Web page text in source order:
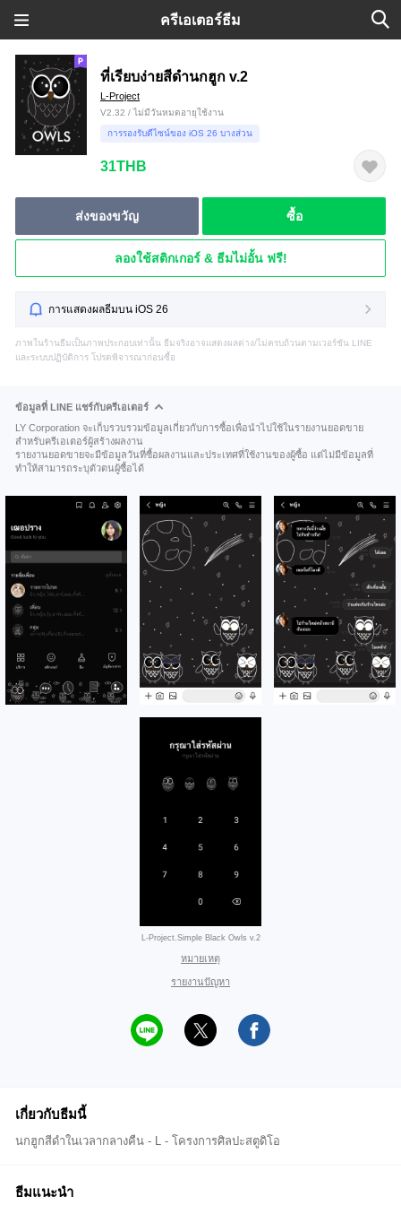
ครีเอเตอร์ธีม
ที่เรียบง่ายสีดำนกฮูก v.2
L-Project
V2.32 / ไม่มีวันหมดอายุใช้งาน
การรองรับดีไซน์ของ iOS 26 บางส่วน
31THB
ส่งของขวัญ ซื้อ
ลองใช้สติกเกอร์ & ธีมไม่อั้น ฟรี!
การแสดงผลธีมบน iOS 26
ภาพในร้านธีมเป็นภาพประกอบเท่านั้น ธีมจริงอาจแสดงผลต่าง/ไม่ครบถ้วนตามเวอร์ชัน LINE
และระบบปฏิบัติการ โปรดพิจารณาก่อนซื้อ
ข้อมูลที่ LINE แชร์กับครีเอเตอร์
LY Corporation จะเก็บรวบรวมข้อมูลเกี่ยวกับการซื้อเพื่อนำไปใช้ในรายงานยอดขาย
สำหรับครีเอเตอร์ผู้สร้างผลงาน
รายงานยอดขายจะมีข้อมูลวันที่ซื้อผลงานและประเทศที่ใช้งานของผู้ซื้อ แต่ไม่มีข้อมูลที่
ทำให้สามารถระบุตัวตนผู้ซื้อได้
L-Project.Simple Black Owls v.2
หมายเหตุ
รายงานปัญหา
เกี่ยวกับธีมนี้
นกฮูกสีดำในเวลากลางคืน - L - โครงการศิลปะสตูดิโอ
ธีมแนะนำ